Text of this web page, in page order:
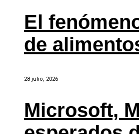
El
de
28 julio, 2026
Microsoft,